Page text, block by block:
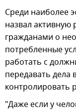
Среди наиболее
назвал активную
гражданами о
потребленные
работать с
передавать дела
контролировать
"Даже если у